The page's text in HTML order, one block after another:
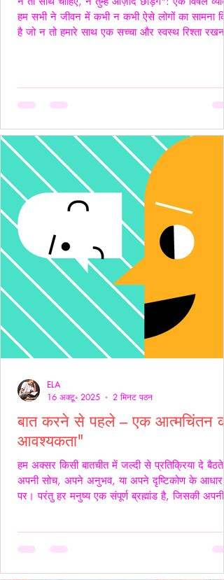
हम सभी ने जीवन में कभी न कभी ऐसे लोगों का सामना
है जो न तो हमारे साथ एक सच्चा और स्वस्थ रिश्ता रखना
अक्सर "Toxic", यानी विषैले व्यवहार के उदाहरण होते हैं,
बात करने से पहले – एक आत्मचिंतन की
आवश्यकता"
हम अक्सर किसी बातचीत में जल्दी से प्रतिक्रिया दे बैठते
अपनी सोच, अपने अनुभव, या अपने दृष्टिकोण के आधार
पर। परंतु हर मनुष्य एक संपूर्ण ब्रह्मांड है, जिसकी अपनी
केवल ध्वनियाँ नहीं होते; वे असर डालते हैं कभी सान्त्वना
हैं, कभी चोट। हर व्यक्ति की अपनी 'दुनिया' होती है हम
ELA
16 अक्टू॰ 2025
2 मिनट पठन